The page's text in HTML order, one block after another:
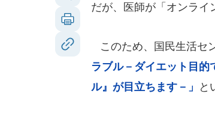
だが、医師が「オンライ
このため、国民生活セ
ラブル－ダイエット目
ル』が目立ちます－」
と